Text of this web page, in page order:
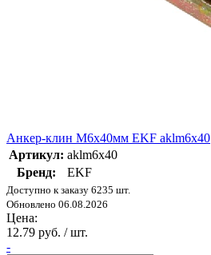
Анкер-клин М6х40мм EKF aklm6x40
Артикул: aklm6x40
Бренд:
EKF
Доступно к заказу 6235 шт.
Обновлено 06.08.2026
Цена:
12.79 руб. / шт.
-